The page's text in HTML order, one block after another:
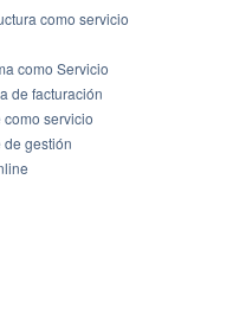
como servicio
como Servicio
de facturación
como servicio
de gestión